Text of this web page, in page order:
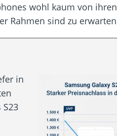
wohl kaum von ihren
Rahmen sind zu
in